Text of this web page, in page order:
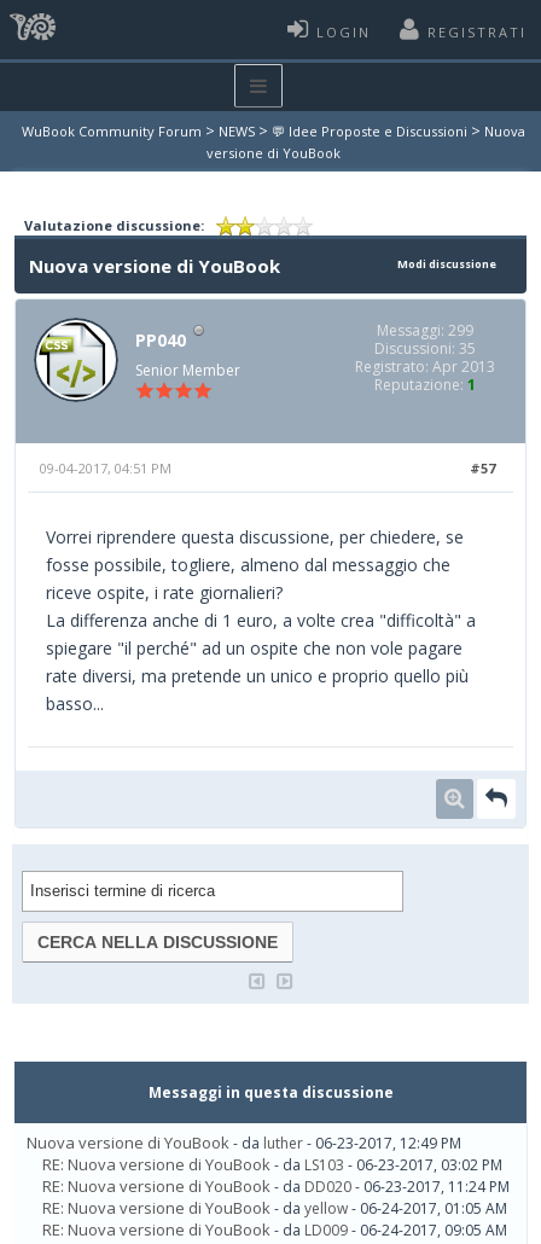
LOGIN REGISTRATI
WuBook Community Forum > NEWS > 💬 Idee Proposte e Discussioni > Nuova
versione di YouBook
Valutazione discussione:
Modi discussione
Nuova versione di YouBook
PP040
Senior Member
Messaggi: 299
Discussioni: 35
Registrato: Apr 2013
Reputazione: 1
#57
09-04-2017, 04:51 PM
Vorrei riprendere questa discussione, per chiedere, se
fosse possibile, togliere, almeno dal messaggio che
riceve ospite, i rate giornalieri?
La differenza anche di 1 euro, a volte crea "difficoltà" a
spiegare "il perché" ad un ospite che non vole pagare
rate diversi, ma pretende un unico e proprio quello più
basso...
Messaggi in questa discussione
Nuova versione di YouBook- da luther- 06-23-2017, 12:49 PM
RE: Nuova versione di YouBook- da LS103 - 06-23-2017, 03:02 PM
RE: Nuova versione di YouBook- da DD020- 06-23-2017, 11:24 PM
RE: Nuova versione di YouBook- da yellow- 06-24-2017, 01:05 AM
RE: Nuova versione di YouBook- da LD009- 06-24-2017, 09:05 AM